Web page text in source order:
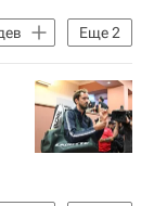
Еще2